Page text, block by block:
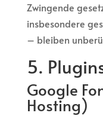
Zwingende
insbesondere
– bleiben
5.
Google
Hosting)